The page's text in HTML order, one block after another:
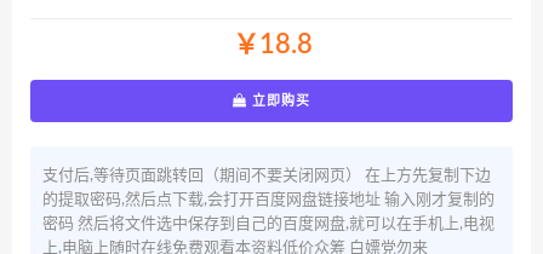
￥18.8
立即购买
支付后,等待页面跳转回（期间不要关闭网页） 在上方先复制下边
的提取密码,然后点下载,会打开百度网盘链接地址 输入刚才复制的
密码 然后将文件选中保存到自己的百度网盘,就可以在手机上,电视
上,电脑上随时在线免费观看本资料低价众筹 白嫖党勿来